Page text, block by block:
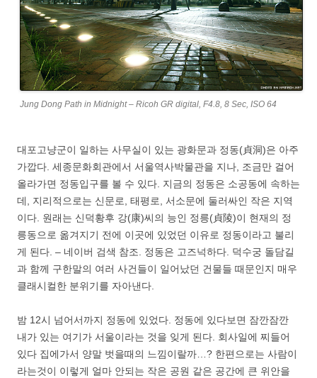
Jung Dong Path in Midnight – Ricoh GR digital, F4.8, 8 Sec, ISO 64
대포고냥군이 일하는 사무실이 있는 광화문과 정동(貞洞)은 아주
가깝다. 세종문화회관에서 서울역사박물관을 지나, 조금만 걸어
올라가면 정동입구를 볼 수 있다. 지금의 정동은 소공동에 속하는
데, 지리적으로는 신문로, 태평로, 서소문에 둘러싸인 작은 지역
이다. 원래는 신덕황후 강(康)씨의 능인 정릉(貞陵)이 현재의 정
릉동으로 옮겨지기 전에 이곳에 있었던 이유로 정동이라고 불리
게 된다. – 네이버 검색 참조. 정동은 고즈넉하다. 덕수궁 돌담길
과 함께 구한말의 여러 사건들이 일어났던 건물들 때문인지 매우
클래시컬한 분위기를 자아낸다.
밤 12시 넘어서까지 정동에 있었다. 정동에 있다보면 잠깐잠깐
내가 있는 여기가 서울이라는 것을 잊게 된다. 회사일에 찌들어
있다 집에가서 양말 벗을때의 느낌이랄까…? 한편으로는 사람이
라는것이 이렇게 얼마 안되는 작은 공원 같은 공간에 큰 위안을